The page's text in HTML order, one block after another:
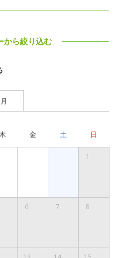
から絞り込む
金 土 日
1
6 7 8